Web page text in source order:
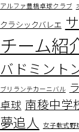
アルファ豊橋卓球クラブ
クラシックバレエ
チーム紹
バドミント
ブリランテカーニバル
卓球 南稜中学
夢追人 女子軟式野